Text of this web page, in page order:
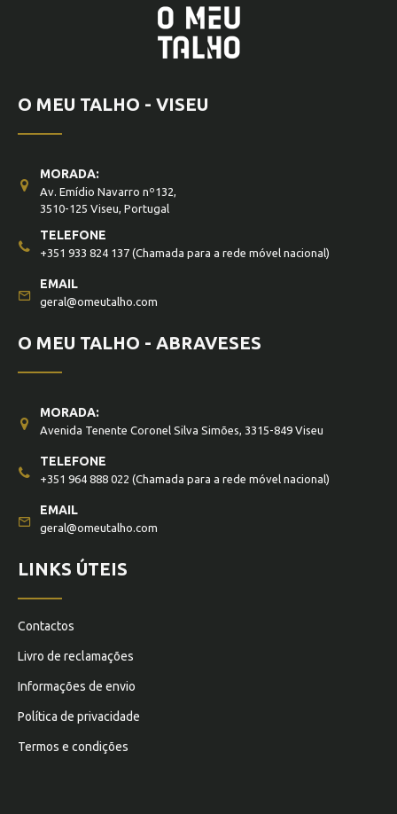
O MEU TALHO - VISEU
MORADA:
Av. Emídio Navarro nº132,
3510-125 Viseu, Portugal
TELEFONE
+351 933 824 137 (Chamada para a rede móvel nacional)
EMAIL
geral@omeutalho.com
O MEU TALHO - ABRAVESES
MORADA:
Avenida Tenente Coronel Silva Simões, 3315-849 Viseu
TELEFONE
+351 964 888 022 (Chamada para a rede móvel nacional)
EMAIL
geral@omeutalho.com
LINKS ÚTEIS
Contactos
Livro de reclamações
Informações de envio
Política de privacidade
Termos e condições